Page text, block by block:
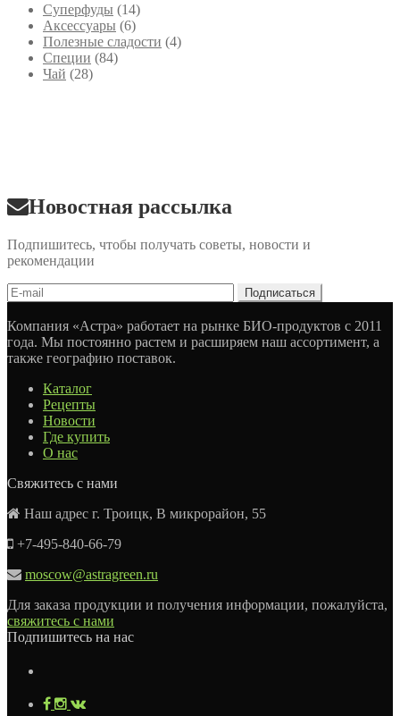
Cуперфуды (14)
Аксессуары (6)
Полезные сладости (4)
Специи (84)
Чай (28)
Новостная рассылка
Подпишитесь, чтобы получать советы, новости и
рекомендации
Компания «Астра» работает на рынке БИО-продуктов с 2011
года. Мы постоянно растем и расширяем наш ассортимент, а
также географию поставок.
Каталог
Рецепты
Новости
Где купить
О нас
Свяжитесь с нами
Наш адрес г. Троицк, В микрорайон, 55
+7-495-840-66-79
moscow@astragreen.ru
Для заказа продукции и получения информации, пожалуйста,
свяжитесь с нами
Подпишитесь на нас